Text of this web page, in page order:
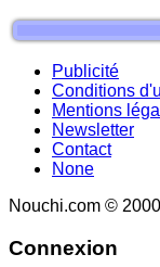
Publicité
Conditions
Mentions
Newsletter
Contact
None
Nouchi.com ©
Connexion